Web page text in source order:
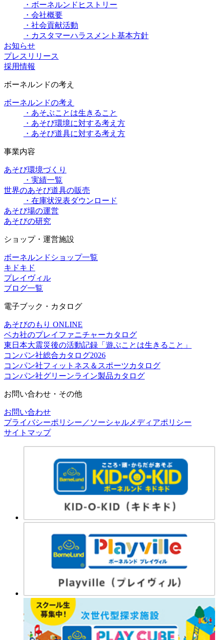
・ボーネルンドヒストリー
・会社概要
・社会貢献活動
・カスタマーハラスメント基本方針
お知らせ
プレスリリース
採用情報
ボーネルンドの考え
ボーネルンドの考え
・あそぶことは生きること
・あそび環境に対する考え方
・あそび道具に対する考え方
事業内容
あそび環境づくり
・実績一覧
世界のあそび道具の販売
・在庫状況表ダウンロード
あそび場の運営
あそびの研究
ショップ・運営施設
ボーネルンドショップ一覧
キドキド
プレイヴィル
ブログ一覧
電子ブック・カタログ
あそびのもり ONLINE
ベカ社のプレイファニチャーカタログ
東日本大震災後の活動記録「遊ぶことは生きること」
コンパン社総合カタログ2026
コンパン社フィットネス＆スポーツカタログ
コンパン社グリーンライン製品カタログ
お問い合わせ・その他
お問い合わせ
プライバシーポリシー／ソーシャルメディアポリシー
サイトマップ